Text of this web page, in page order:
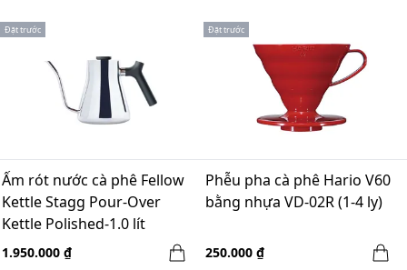
Đặt trước
Ấm rót nước cà phê Fellow
Kettle Stagg Pour-Over
Kettle Polished-1.0 lít
1.950.000 ₫
Đặt trước
Phễu pha cà phê Hario V60
bằng nhựa VD-02R (1-4 ly)
250.000 ₫